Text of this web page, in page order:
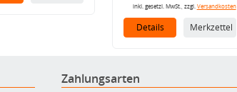
inkl. gesetzl. MwSt., zzgl. Versandkosten
Details Merkzettel
Zahlungsarten